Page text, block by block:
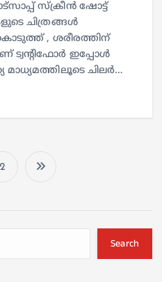
സ്‌ക്രീന്‍ ഷോട്ട്
ചിത്രങ്ങള്‍
, ശരീരത്തിന്
ട്വന്റിഫോര്‍ ഇപ്പോള്‍
ചിലര്‍…
s
2
Search